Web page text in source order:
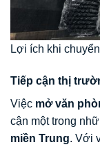
Lợi ích khi
Tiếp cận thị
Việc mở văn
cận một trong
miền Trung. Với